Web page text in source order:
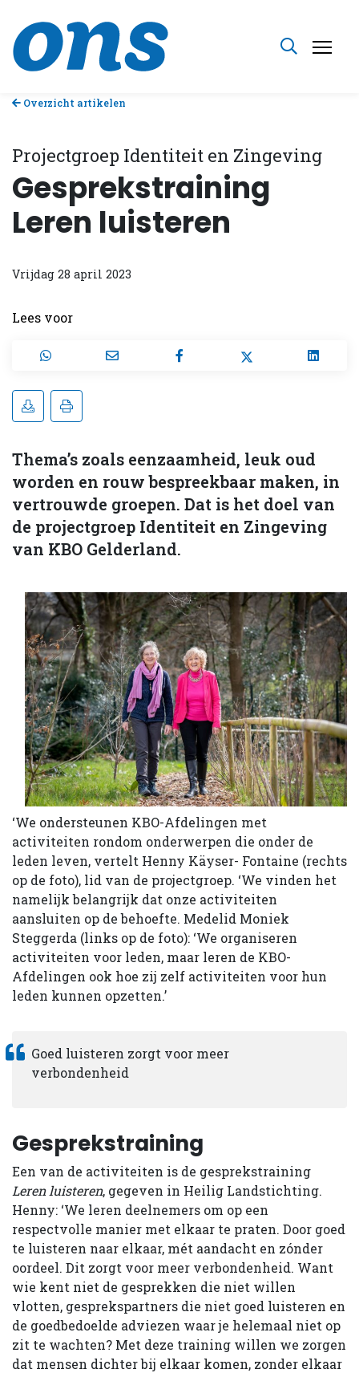
Overzicht artikelen
Projectgroep Identiteit en Zingeving
Gesprekstraining
Leren luisteren
Vrijdag 28 april 2023
Lees voor
Thema’s zoals eenzaamheid, leuk oud
worden en rouw bespreekbaar maken, in
vertrouwde groepen. Dat is het doel van
de projectgroep Identiteit en Zingeving
van KBO Gelderland.
‘We ondersteunen KBO-Afdelingen met
activiteiten rondom onderwerpen die onder de
leden leven, vertelt Henny Käyser- Fontaine (rechts
op de foto), lid van de projectgroep. ‘We vinden het
namelijk belangrijk dat onze activiteiten
aansluiten op de behoefte. Medelid Moniek
Steggerda (links op de foto): ‘We organiseren
activiteiten voor leden, maar leren de KBO-
Afdelingen ook hoe zij zelf activiteiten voor hun
leden kunnen opzetten.’
Goed luisteren zorgt voor meer
verbondenheid
Gesprekstraining
Een van de activiteiten is de gesprekstraining
Leren luisteren, gegeven in Heilig Landstichting.
Henny: ‘We leren deelnemers om op een
respectvolle manier met elkaar te praten. Door goed
te luisteren naar elkaar, mét aandacht en zónder
oordeel. Dit zorgt voor meer verbondenheid. Want
wie kent niet de gesprekken die niet willen
vlotten, gesprekspartners die niet goed luisteren en
de goedbedoelde adviezen waar je helemaal niet op
zit te wachten? Met deze training willen we zorgen
dat mensen dichter bij elkaar komen, zonder elkaar